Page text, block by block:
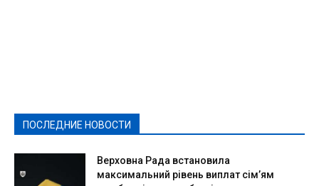
ПОСЛЕДНИЕ НОВОСТИ
Верховна Рада встановила
максимальний рівень виплат сім’ям